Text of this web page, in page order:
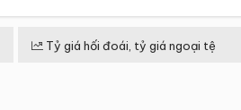
Tỷ giá hối đoái, tỷ giá ngoại tệ